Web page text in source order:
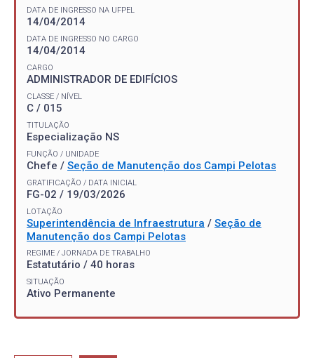
DATA DE INGRESSO NA UFPEL
14/04/2014
DATA DE INGRESSO NO CARGO
14/04/2014
CARGO
ADMINISTRADOR DE EDIFÍCIOS
CLASSE / NÍVEL
C / 015
TITULAÇÃO
Especialização NS
FUNÇÃO / UNIDADE
Chefe / Seção de Manutenção dos Campi Pelotas
GRATIFICAÇÃO / DATA INICIAL
FG-02 / 19/03/2026
LOTAÇÃO
Superintendência de Infraestrutura / Seção de
Manutenção dos Campi Pelotas
REGIME / JORNADA DE TRABALHO
Estatutário / 40 horas
SITUAÇÃO
Ativo Permanente